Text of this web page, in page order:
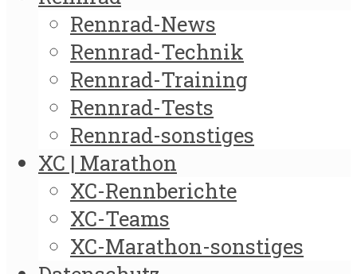
Rennrad-News
Rennrad-Technik
Rennrad-Training
Rennrad-Tests
Rennrad-sonstiges
XC | Marathon
XC-Rennberichte
XC-Teams
XC-Marathon-sonstiges